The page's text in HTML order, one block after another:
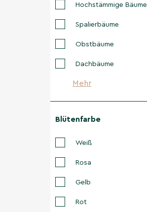
Hochstämmige Bäume
Spalierbäume
Obstbäume
Dachbäume
Mehr
Blütenfarbe
Weiß
Rosa
Gelb
Rot